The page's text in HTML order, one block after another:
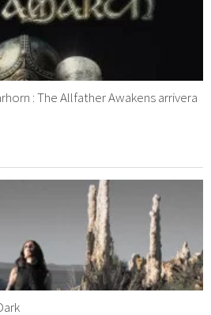
: The Allfather Awakens arrivera